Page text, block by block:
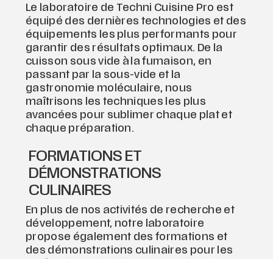
Le laboratoire de Techni Cuisine Pro est
équipé des dernières technologies et des
équipements les plus performants pour
garantir des résultats optimaux. De la
cuisson sous vide à la fumaison, en
passant par la sous-vide et la
gastronomie moléculaire, nous
maîtrisons les techniques les plus
avancées pour sublimer chaque plat et
chaque préparation.
FORMATIONS ET
DÉMONSTRATIONS
CULINAIRES
En plus de nos activités de recherche et
développement, notre laboratoire
propose également des formations et
des démonstrations culinaires pour les